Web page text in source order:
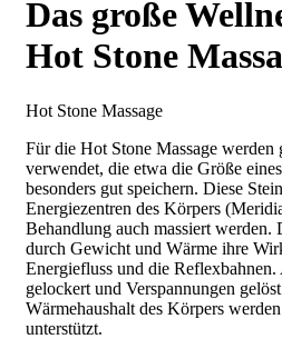
Das große
Hot Stone
Hot Stone Massage
Für die Hot Stone Massage werden
verwendet, die etwa die Größe
besonders gut speichern. Diese
Energiezentren des Körpers
Behandlung auch massiert werden.
durch Gewicht und Wärme ihre
Energiefluss und die
gelockert und Verspannungen
Wärmehaushalt des Körpers
unterstützt.